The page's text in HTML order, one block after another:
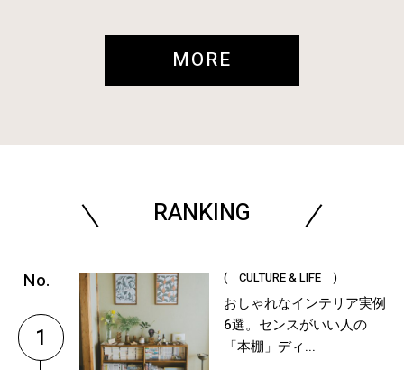
MORE
RANKING
1
( CULTURE & LIFE )
おしゃれなインテリア実例
6選。センスがいい人の
「本棚」ディ...